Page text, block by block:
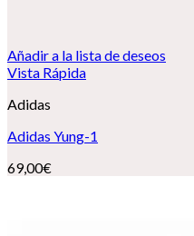
Añadir a la lista de deseos
Vista Rápida
Adidas
Adidas Yung-1
69,00€